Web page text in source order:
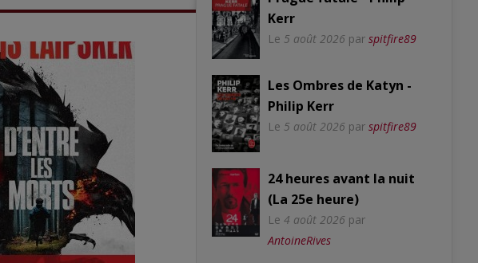
Kerr
Le 5 août 2026 par spitfire89
Les Ombres de Katyn -
Philip Kerr
Le 5 août 2026 par spitfire89
24 heures avant la nuit
(La 25e heure)
Le 4 août 2026 par
AntoineRives